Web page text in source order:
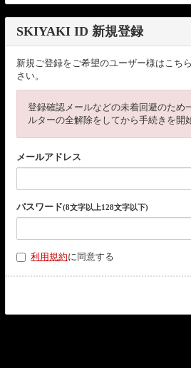
SKIYAKI ID 新規登録
新規ご登録をご希望のユーザー様はこち
さい。
登録確認メールなどの未着回避のため
ルターの全解除をしてから手続きを開
メールアドレス
パスワード(8文字以上128文字以下)
利用規約に同意する